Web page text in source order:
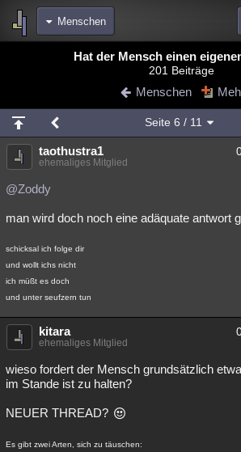
Menschen
Blogs Videos
Chat Wiki Neuigkeiten
meine Rubriken
Menschen Wissenschaft
Spiritualität
Natur Umfragen Unterhaltung
Philosophie
Astronomie
Musik Clash
Besucht Teilgenommen
Lesenswert Schlüsselwörter
Hat der Mensch einen
201 Beiträge
Menschen
Seite6 / 11
taothustra1
ehemaliges Mitglied
@Zoddy
man wird doch noch eine adäquate antwort
schicksal ich folge dir
und wollt ichs nicht
ich müßt es doch
und unter seufzern tun
kitara
ehemaliges Mitglied
wieso fordert der Mensch grundsätzlich
im Stande ist zu halten?
NEUER THREAD?
Es gibt zwei Arten, sich zu täuschen: